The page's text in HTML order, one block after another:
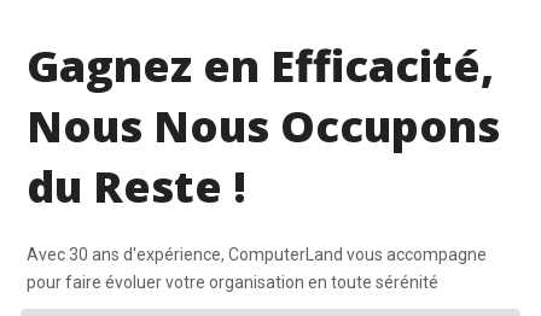
Gagnez en Efficacité,
Nous Nous Occupons
du Reste !
Avec 30 ans d'expérience, ComputerLand vous accompagne
pour faire évoluer votre organisation en toute sérénité